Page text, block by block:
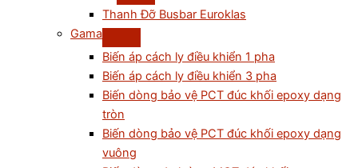
Thanh Đỡ Busbar Euroklas
Gama
Biến áp cách ly điều khiển 1 pha
Biến áp cách ly điều khiển 3 pha
Biến dòng bảo vệ PCT đúc khối epoxy dạng
tròn
Biến dòng bảo vệ PCT đúc khối epoxy dạng
vuông